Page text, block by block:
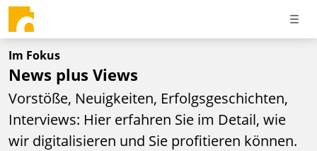
Im Fokus
News plus Views
Vorstöße, Neuigkeiten, Erfolgsgeschichten,
Interviews: Hier erfahren Sie im Detail, wie
wir digitalisieren und Sie profitieren können.